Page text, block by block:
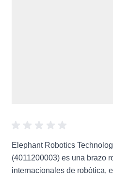
Elephant Robotics
(4011200003) es una brazo
internacionales de robótica,